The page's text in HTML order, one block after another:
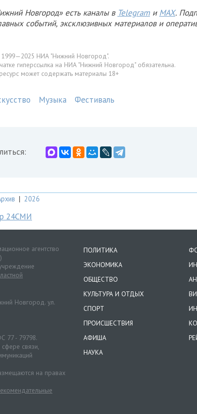
Новгород» есть каналы в Telegram и MAX.
событий, эксклюзивных материалов и
НИА "Нижний Новгород".
гиперссылка на НИА "Нижний Новгород" обязательна.
может содержать материалы 18+
Музыка Фестиваль
| 2026
24СМИ
агентство
Новгород. ул.
77 - 79798.
связи,
на правах
ПОЛИТИКА
ЭКОНОМИКА
ОБЩЕСТВО
КУЛЬТУРА И ОТДЫХ
СПОРТ
ПРОИСШЕСТВИЯ
АФИША
НАУКА